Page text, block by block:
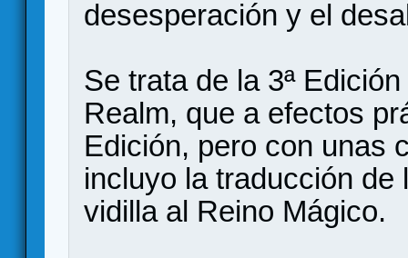
desesperación y el
Se trata de la 3ª
Realm, que a efectos
Edición, pero con unas
incluyo la traducción
vidilla al Reino Mágico.